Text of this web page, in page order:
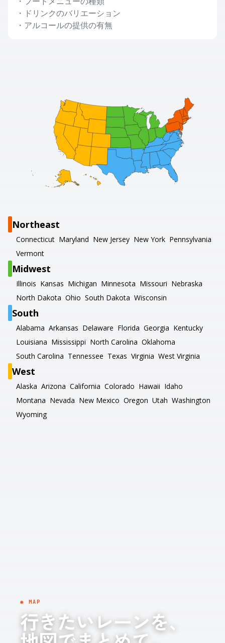
・ ドリンクのバリエーション
・ アルコールの提供の有無
Northeast
Connecticut Maryland New Jersey New York Pennsylvania
Vermont
Midwest
Illinois Kansas Michigan Minnesota Missouri Nebraska
North Dakota Ohio South Dakota Wisconsin
South
Alabama Arkansas Delaware Florida Georgia Kentucky
Louisiana Mississippi North Carolina Oklahoma
South Carolina Tennessee Texas Virginia West Virginia
West
Alaska Arizona California Colorado Hawaii Idaho
Montana Nevada New Mexico Oregon Utah Washington
Wyoming
◉ MAP
行きたいレーンを、